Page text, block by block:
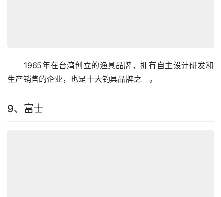
1965年在台湾创立的渔具品牌，拥有自主设计研发和
生产销售的企业，也是十大钓具品牌之一。
9、富士